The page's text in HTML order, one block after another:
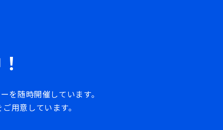
を随時開催しています。
用意しています。